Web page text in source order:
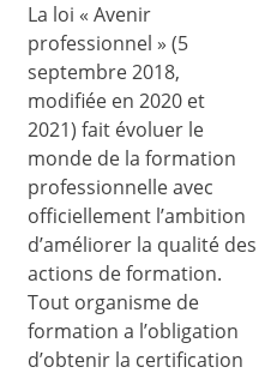
La loi « Avenir
professionnel » (5
septembre 2018,
modifiée en 2020 et
2021) fait évoluer le
monde de la formation
professionnelle avec
officiellement l’ambition
d’améliorer la qualité des
actions de formation.
Tout organisme de
formation a l’obligation
d’obtenir la certification